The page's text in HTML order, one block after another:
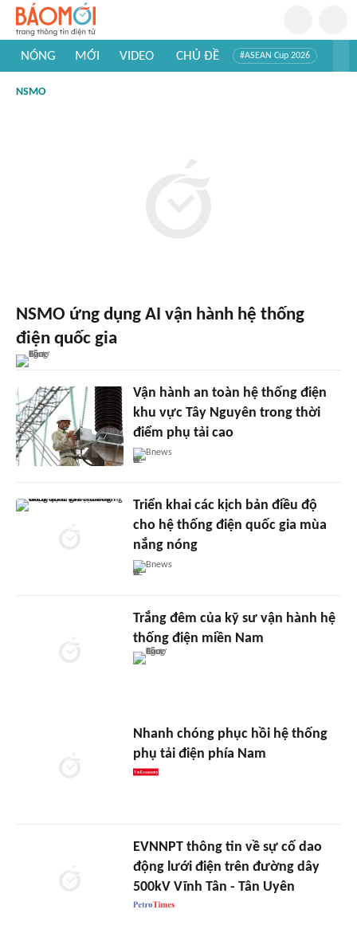
NÓNG MỚI VIDEO CHỦ ĐỀ #ASEAN Cup 2026
#Khám phá Việt Nam
NSMO
NSMO ứng dụng AI vận hành hệ thống
điện quốc gia
Vận hành an toàn hệ thống điện
khu vực Tây Nguyên trong thời
điểm phụ tải cao
Bnews
Triển khai các kịch bản điều độ
cho hệ thống điện quốc gia mùa
nắng nóng
Bnews
Trắng đêm của kỹ sư vận hành hệ
thống điện miền Nam
Nhanh chóng phục hồi hệ thống
phụ tải điện phía Nam
EVNNPT thông tin về sự cố dao
động lưới điện trên đường dây
500kV Vĩnh Tân - Tân Uyên